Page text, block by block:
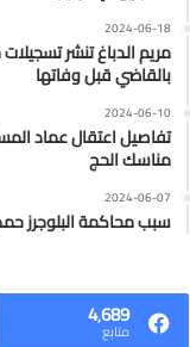
2024-06-18
مريم الدباغ تنشر
بالقاضي قبل وفاتها
2024-06-10
تفاصيل اعتقال عماد
مناسك الحج
2024-06-07
سبب محاكمة البلوجرز
4٬689
متابع